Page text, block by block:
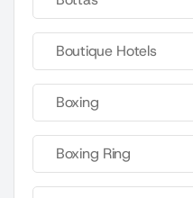
Boutique Hotels
Boxing
Boxing Ring